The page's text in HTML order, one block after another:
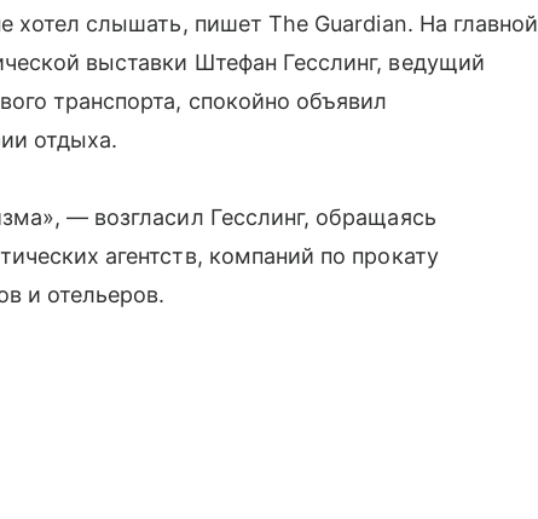
хотел слышать, пишет The Guardian. На главной
выставки Штефан Гесслинг, ведущий
транспорта, спокойно объявил
отдыха.
— возгласил Гесслинг, обращаясь
агентств, компаний по прокату
и отельеров.